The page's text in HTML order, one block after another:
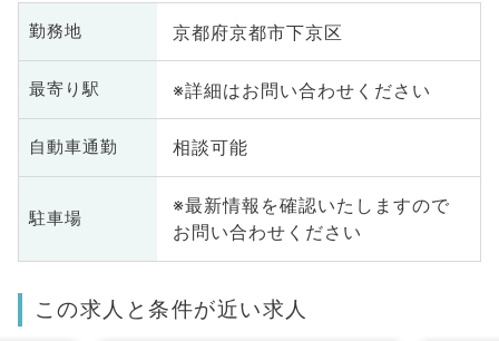
勤務地 京都府京都市下京区
最寄り駅 ※詳細はお問い合わせください
自動車通勤 相談可能
駐車場
※最新情報を確認いたしますので
お問い合わせください
この求人と条件が近い求人